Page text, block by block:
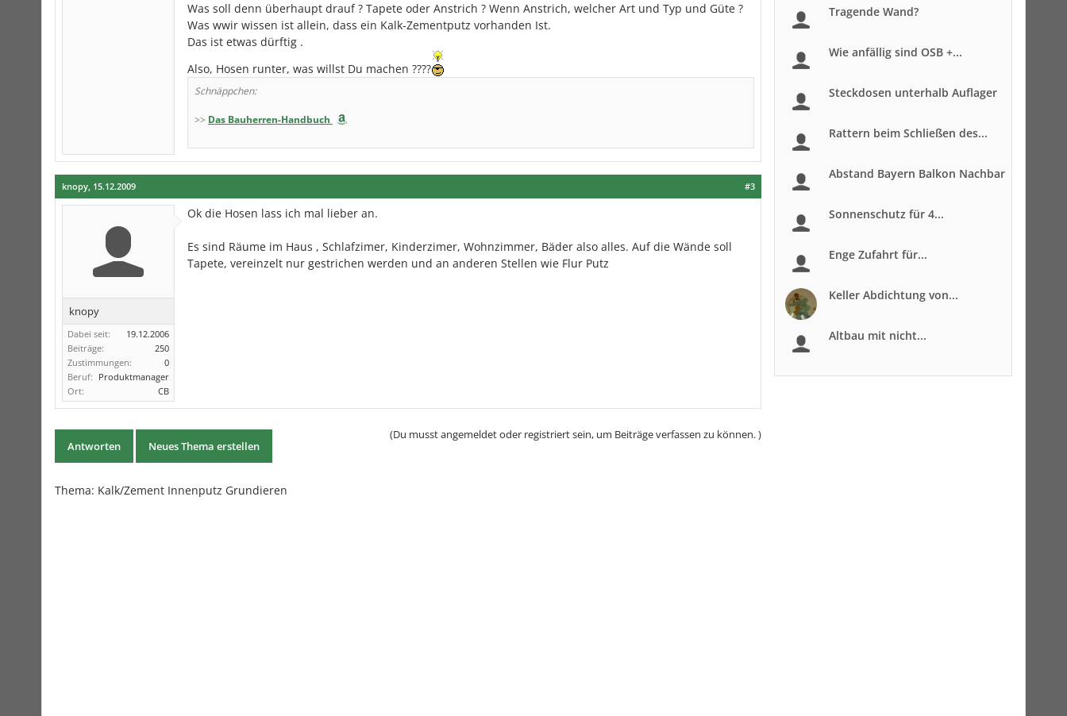
Was soll denn überhaupt drauf ? Tapete oder Anstrich ? Wenn Anstrich, welcher Art und Typ und Güte ?
Was wwir wissen ist allein, dass ein Kalk-Zementputz vorhanden Ist.
Das ist etwas dürftig .
Also, Hosen runter, was willst Du machen ????
Schnäppchen:
>> Das Bauherren-Handbuch
#3
knopy, 15.12.2009
knopy
Dabei seit:
19.12.2006
Beiträge:
250
Zustimmungen:
0
Beruf: Produktmanager
Ort:
CB
Ok die Hosen lass ich mal lieber an.
Es sind Räume im Haus , Schlafzimer, Kinderzimer, Wohnzimmer, Bäder also alles. Auf die Wände soll
Tapete, vereinzelt nur gestrichen werden und an anderen Stellen wie Flur Putz
Antworten Neues Thema erstellen
(Du musst angemeldet oder registriert sein, um Beiträge verfassen zu können. )
Thema: Kalk/Zement Innenputz Grundieren
Tragende Wand?
Wie anfällig sind OSB +...
Steckdosen unterhalb Auflager
Rattern beim Schließen des...
Abstand Bayern Balkon Nachbar
Sonnenschutz für 4...
Enge Zufahrt für...
Keller Abdichtung von...
Altbau mit nicht...